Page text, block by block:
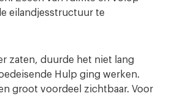
eilandjesstructuur te
zaten, duurde het niet lang
Hulp ging werken.
groot voordeel zichtbaar. Voor